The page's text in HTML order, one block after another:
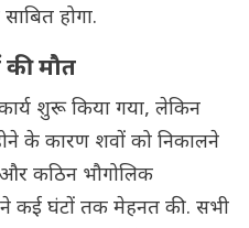
होगा.
की मौत
शुरू किया गया, लेकिन
के कारण शवों को निकालने
कठिन भौगोलिक
ने कई घंटों तक मेहनत की. सभी